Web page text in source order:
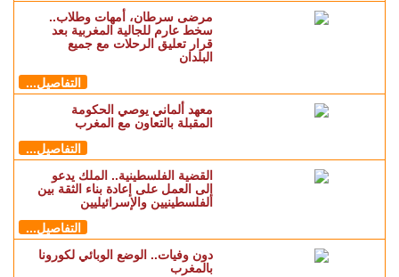
مرضى سرطان، أمهات وطلاب..
سخط عارم للجالية المغربية بعد
قرار تعليق الرحلات مع جميع
البلدان
التفاصيل...
معهد ألماني يوصي الحكومة
المقبلة بالتعاون مع المغرب
التفاصيل...
القضية الفلسطينية.. الملك يدعو
إلى العمل على إعادة بناء الثقة بين
الفلسطينيين والإسرائيليين
التفاصيل...
دون وفيات.. الوضع الوبائي لكورونا
بالمغرب